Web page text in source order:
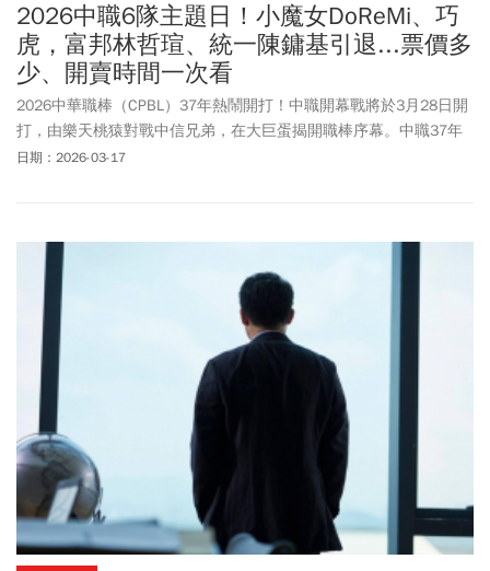
2026中職6隊主題日！小魔女DoReMi、巧
虎，富邦林哲瑄、統一陳鏞基引退...票價多
少、開賣時間一次看
2026中華職棒（CPBL）37年熱鬧開打！中職開幕戰將於3月28日開
打，由樂天桃猿對戰中信兄弟，在大巨蛋揭開職棒序幕。中職37年
全季共360場例行賽，在全台11座球場舉行，其中大巨蛋將有58場
團也公布上半季主題日與售票資訊。《今周刊》整理6隊公告的上半
季主題日、票價與開賣時間，球迷可不要錯過了！
日期：2026-03-17